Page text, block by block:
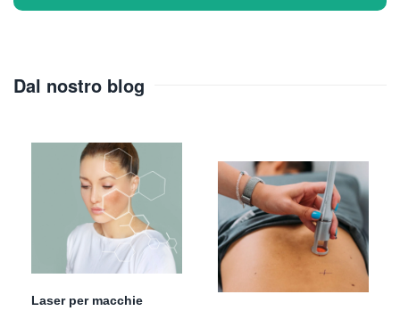
Dal nostro blog
Laser per macchie